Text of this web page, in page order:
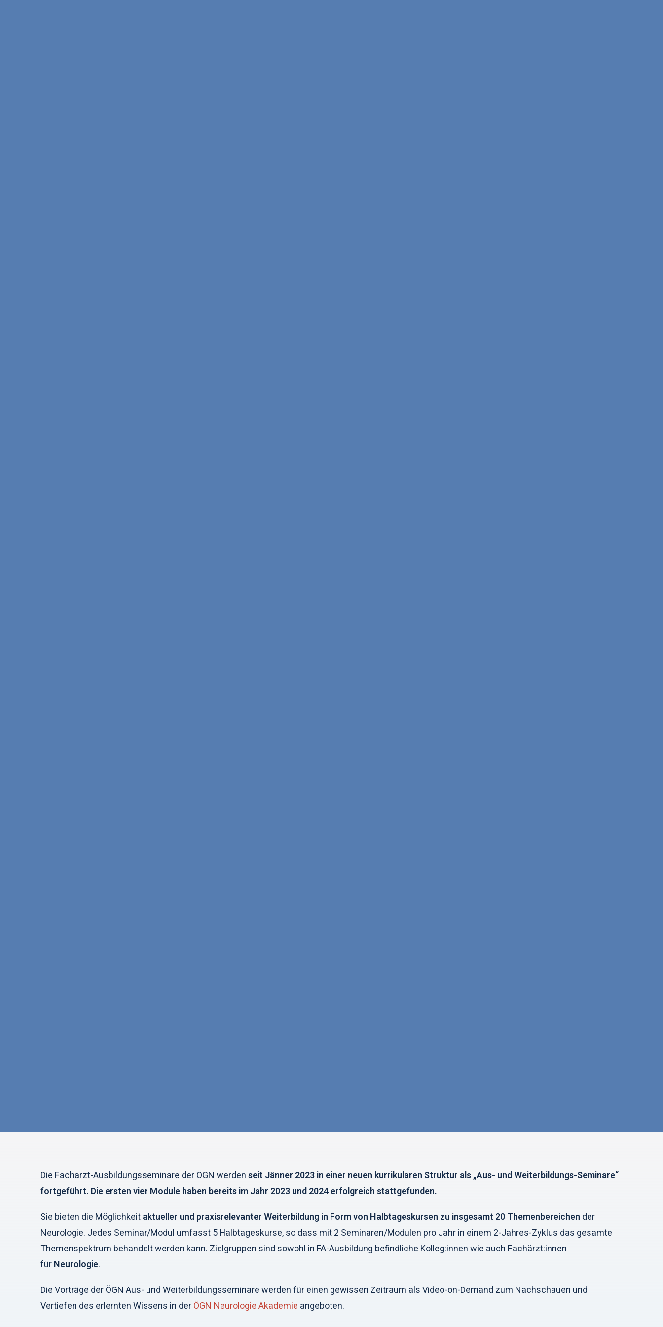
Die Facharzt-Ausbildungsseminare der ÖGN werdenseit Jänner 2023 in einer neuen kurrikularen Struktur als „Aus- und Weiterbildungs-Seminare“
fortgeführt. Die ersten vier Modulehaben bereits im Jahr 2023 und 2024 erfolgreich stattgefunden.
Sie bieten die Möglichkeitaktueller und praxisrelevanter Weiterbildung in Form von Halbtageskursen zu insgesamt 20 Themenbereichen der
Neurologie. Jedes Seminar/Modul umfasst 5 Halbtageskurse, so dass mit 2 Seminaren/Modulen pro Jahr in einem 2-Jahres-Zyklus das gesamte
Themenspektrum behandelt werden kann. Zielgruppen sind sowohl in FA-Ausbildung befindliche Kolleg:innen wie auch Fachärzt:innen
fürNeurologie.
Die Vorträge der ÖGN Aus- und Weiterbildungsseminare werden für einen gewissen Zeitraum als Video-on-Demand zum Nachschauen und
Vertiefen des erlernten Wissens in derÖGN Neurologie Akademie angeboten.